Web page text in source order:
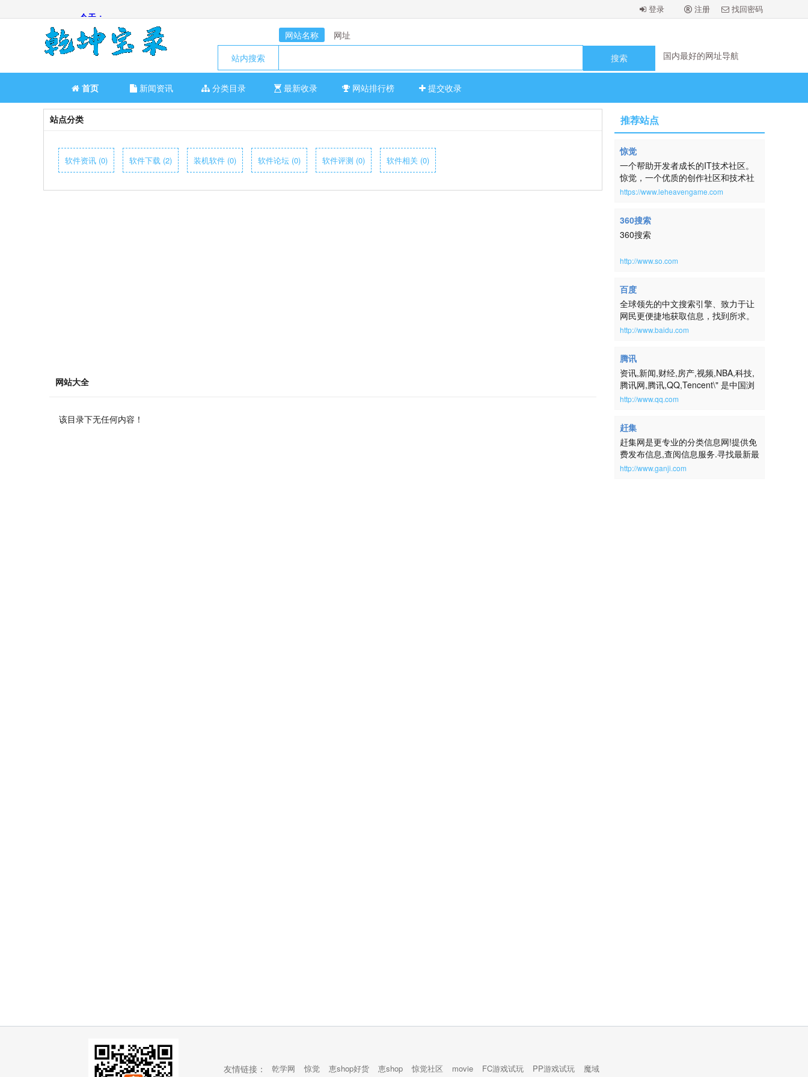
登录 注册 找回密码
网站名称
网址
站内搜索
国内最好的网址导航
国内最好的网址导航
国内最好的网址导航
国内最好的网址导航
首页 新闻资讯 分类目录 最新收录 网站排行榜 提交收录
站点分类
软件资讯 (0) 软件下载 (2) 装机软件 (0) 软件论坛 (0) 软件评测 (0) 软件相关 (0)
网站大全
该目录下无任何内容！
推荐站点
惊觉
一个帮助开发者成长的IT技术社区。
惊觉，一个优质的创作社区和技术社
区，在这里，用户每天都可以在这里
程、设计、硬件、游戏等令人激动的
话题。本网站取自：横钗整鬓，倚醉
唱清词，房户静，酒杯深。帘幕明残
溪·韵高格妙》
https://www.leheavengame.com
360搜索
360搜索
http://www.so.com
百度
全球领先的中文搜索引擎、致力于让
网民更便捷地获取信息，找到所求。
百度超过千亿的中文网页数据库，可
http://www.baidu.com
腾讯
资讯,新闻,财经,房产,视频,NBA,科技,
腾讯网,腾讯,QQ,Tencent\" 是中国浏
览量最大的中文门户网站，是腾讯公
乐产品和基础服务为一体的大型综合
门户网站。腾讯网服务于全球华人用
户，致力成为最具传播力和互动性，
权威、主流、时尚的互联网媒体平
台。通过强大的实时新闻和全面深入
http://www.qq.com
赶集
赶集网是更专业的分类信息网!提供免
费发布信息,查阅信息服务.寻找最新最
全的房屋出租、二手房、二手车、二
http://www.ganji.com
友情链接： 乾学网 惊觉 恵shop好货 恵shop 惊觉社区 movie FC游戏试玩 PP游戏试玩 魔域